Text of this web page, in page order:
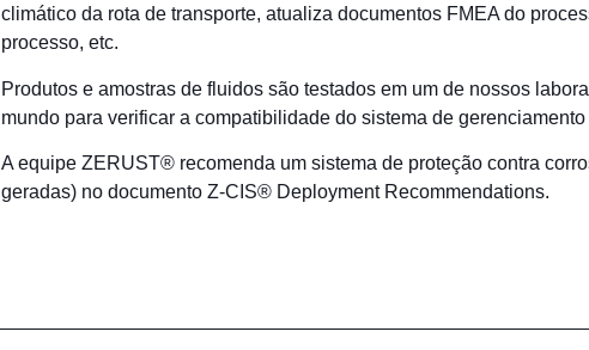
climático da rota de transporte, atualiza documentos FMEA do
processo, etc.
Produtos e amostras de fluidos são testados em um de nossos
mundo para verificar a compatibilidade do sistema de
A equipe ZERUST® recomenda um sistema de proteção contra
geradas) no documento Z-CIS® Deployment Recommendations.